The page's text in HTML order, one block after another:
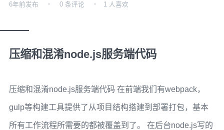
6年前发布 0 条评论 1 人喜欢
压缩和混淆node.js服务端代码
压缩和混淆node.js服务端代码 在前端我们有webpack，
gulp等构建工具提供了从项目结构搭建到部署打包，基本
所有工作流程所需要的都被覆盖到了。 在后台node.js写的